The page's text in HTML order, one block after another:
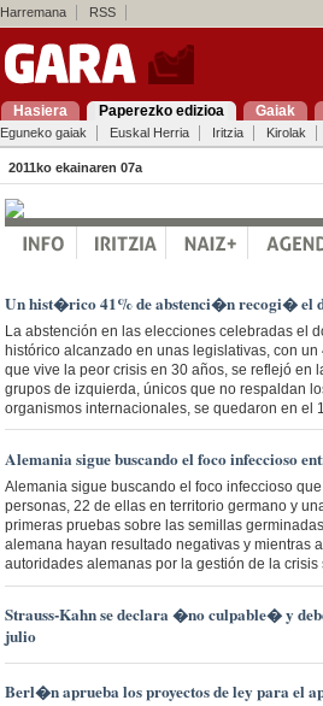
Harremana RSS
Hasiera Paperezko edizioa Gaiak
Eguneko gaiak Euskal Herria Iritzia Kirolak
2011ko ekainaren 07a
Un hist�rico 41% de abstenci�n recogi� el
La abstención en las elecciones celebradas el
histórico alcanzado en unas legislativas, con
que vive la peor crisis en 30 años, se reflejó en
grupos de izquierda, únicos que no respaldan
organismos internacionales, se quedaron en el
Alemania sigue buscando el foco infeccioso
Alemania sigue buscando el foco infeccioso
personas, 22 de ellas en territorio germano y
primeras pruebas sobre las semillas
alemana hayan resultado negativas y mientras
autoridades alemanas por la gestión de la crisis
Strauss-Kahn se declara �no culpable� y
julio
Berl�n aprueba los proyectos de ley para el